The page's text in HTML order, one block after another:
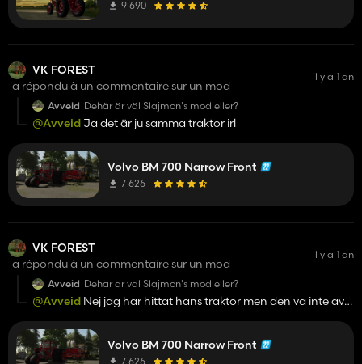
9 690
VK FOREST
a répondu à un commentaire sur un mod
il y a 1 an
Avveid Dehär är väl Slajmon's mod eller?
@Avveid Ja det är ju samma traktor irl
Volvo BM 700 Narrow Front
7 626
VK FOREST
a répondu à un commentaire sur un mod
il y a 1 an
Avveid Dehär är väl Slajmon's mod eller?
@Avveid Nej jag har hittat hans traktor men den va inte av
@Traktorn3har gjort
Volvo BM 700 Narrow Front
7 626